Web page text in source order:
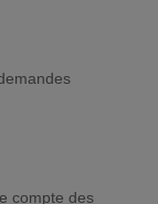
compte des